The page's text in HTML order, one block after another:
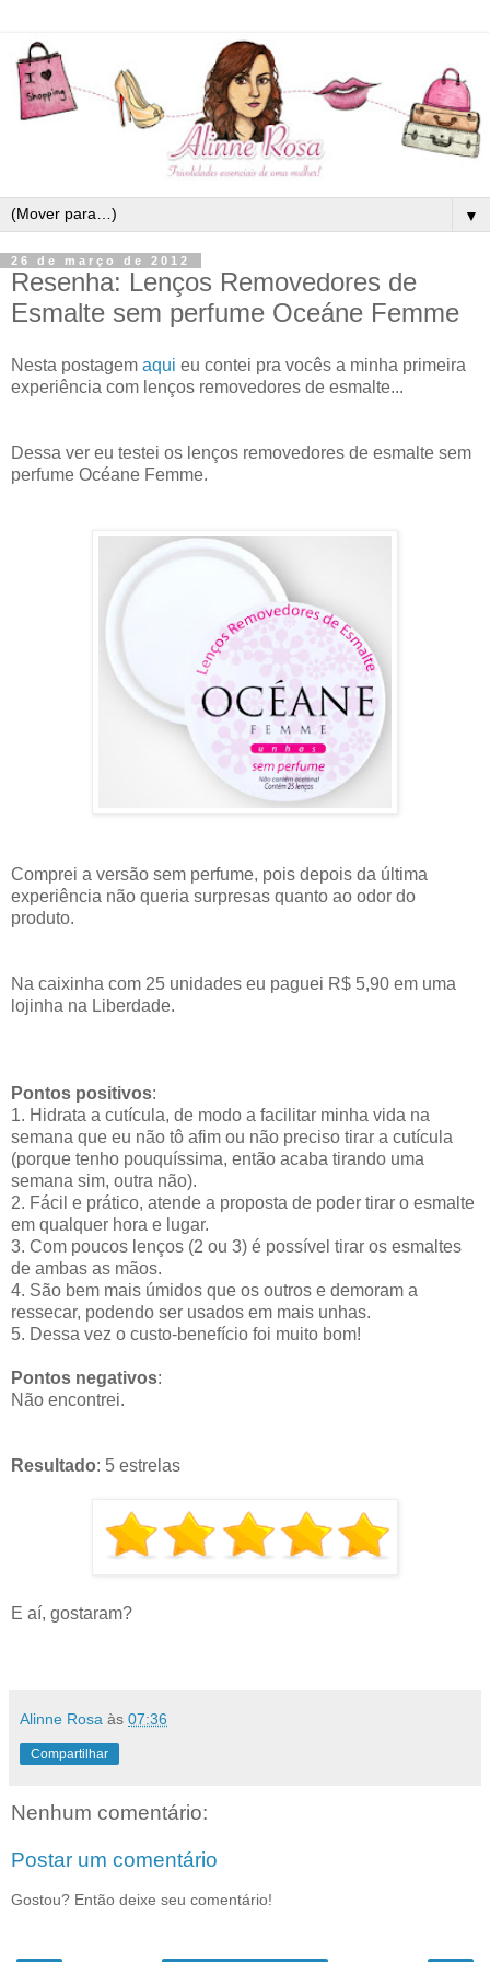
▼
26 de março de 2012
Resenha: Lenços Removedores de
Esmalte sem perfume Oceáne Femme
Nesta postagem aqui eu contei pra vocês a minha primeira
experiência com lenços removedores de esmalte...
Dessa ver eu testei os lenços removedores de esmalte sem
perfume Océane Femme.
Comprei a versão sem perfume, pois depois da última
experiência não queria surpresas quanto ao odor do
produto.
Na caixinha com 25 unidades eu paguei R$ 5,90 em uma
lojinha na Liberdade.
Pontos positivos:
1. Hidrata a cutícula, de modo a facilitar minha vida na
semana que eu não tô afim ou não preciso tirar a cutícula
(porque tenho pouquíssima, então acaba tirando uma
semana sim, outra não).
2. Fácil e prático, atende a proposta de poder tirar o esmalte
em qualquer hora e lugar.
3. Com poucos lenços (2 ou 3) é possível tirar os esmaltes
de ambas as mãos.
4. São bem mais úmidos que os outros e demoram a
ressecar, podendo ser usados em mais unhas.
5. Dessa vez o custo-benefício foi muito bom!
Pontos negativos:
Não encontrei.
Resultado: 5 estrelas
E aí, gostaram?
Alinne Rosa às 07:36
Compartilhar
Nenhum comentário:
Postar um comentário
Gostou? Então deixe seu comentário!